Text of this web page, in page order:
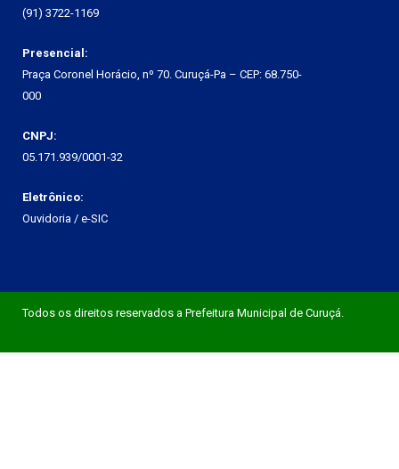
(91) 3722-1169
Presencial:
Praça Coronel Horácio, nº 70. Curuçá-Pa – CEP: 68.750-
000
CNPJ:
05.171.939/0001-32
Eletrônico:
Ouvidoria / e-SIC
Todos os direitos reservados a Prefeitura Municipal de Curuçá.